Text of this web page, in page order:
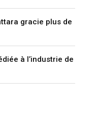
gracie plus de
à l’industrie de